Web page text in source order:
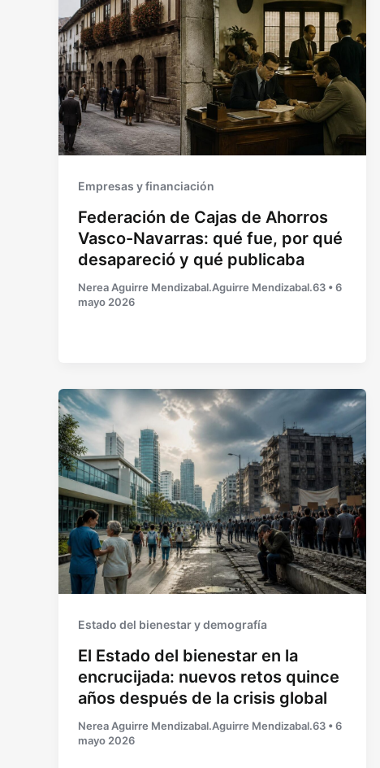
Empresas y financiación
Federación de Cajas de Ahorros
Vasco-Navarras: qué fue, por qué
desapareció y qué publicaba
Nerea Aguirre Mendizabal.Aguirre Mendizabal.63 •6
mayo 2026
Estado del bienestar y demografía
El Estado del bienestar en la
encrucijada: nuevos retos quince
años después de la crisis global
Nerea Aguirre Mendizabal.Aguirre Mendizabal.63 •6
mayo 2026